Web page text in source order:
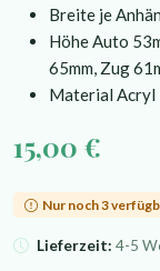
Breite je
Höhe Auto
65mm, Zug
Material Acryl
15,00 €
Nur noch 3
Lieferzeit: 4-5